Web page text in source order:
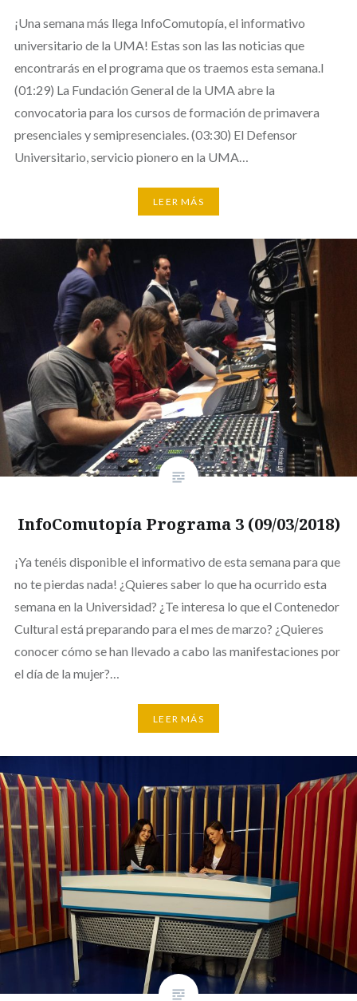
¡Una semana más llega InfoComutopía, el informativo
universitario de la UMA! Estas son las las noticias que
encontrarás en el programa que os traemos esta semana.l
(01:29) La Fundación General de la UMA abre la
convocatoria para los cursos de formación de primavera
presenciales y semipresenciales. (03:30) El Defensor
Universitario, servicio pionero en la UMA…
LEER MÁS
InfoComutopía Programa 3 (09/03/2018)
¡Ya tenéis disponible el informativo de esta semana para que
no te pierdas nada! ¿Quieres saber lo que ha ocurrido esta
semana en la Universidad? ¿Te interesa lo que el Contenedor
Cultural está preparando para el mes de marzo? ¿Quieres
conocer cómo se han llevado a cabo las manifestaciones por
el día de la mujer?…
LEER MÁS